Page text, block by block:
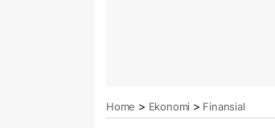
Home > Ekonomi > Finansial